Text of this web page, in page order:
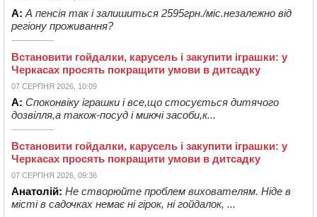
А: А пенсія так і залишиться 2595грн./міс.незалежно від
регіону проживання?
Встановити гойдалки, карусель і закупити іграшки: у
Черкасах просять покращити умови в дитсадку
07 СЕРПНЯ 2026, 10:09
А: Споконвіку іграшки і все,що стосується дитячого
дозвілля,а також-посуд і миючі засоби,к...
Встановити гойдалки, карусель і закупити іграшки: у
Черкасах просять покращити умови в дитсадку
07 СЕРПНЯ 2026, 09:36
Анатолій: Не створюйте проблем вихователям. Ніде в
місті в садочках немає ні гірок, ні гойдалок, ...